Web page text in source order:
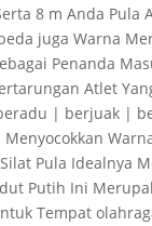
8 m Anda Pula
juga Warna
Penanda
Atlet
| berjuak |
Pula Idealnya
Putih Ini
Tempat